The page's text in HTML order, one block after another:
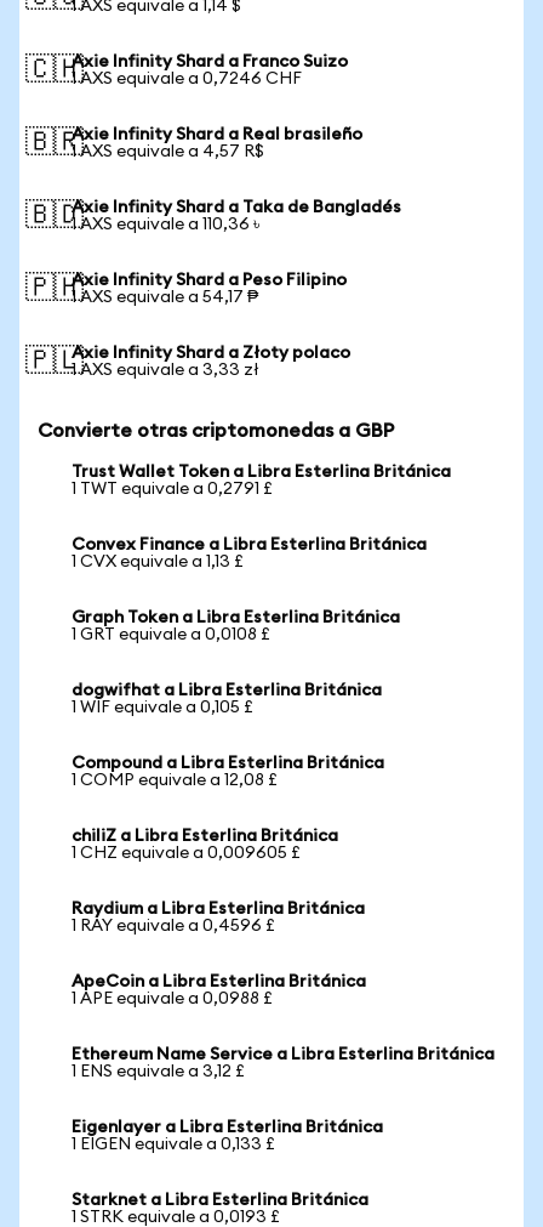
1 AXS equivale a 1,14 $
🇨🇭Axie Infinity Shard a Franco Suizo
1 AXS equivale a 0,7246 CHF
🇧🇷Axie Infinity Shard a Real brasileño
1 AXS equivale a 4,57 R$
🇧🇩Axie Infinity Shard a Taka de Bangladés
1 AXS equivale a 110,36 ৳
🇵🇭Axie Infinity Shard a Peso Filipino
1 AXS equivale a 54,17 ₱
🇵🇱Axie Infinity Shard a Złoty polaco
1 AXS equivale a 3,33 zł
Convierte otras criptomonedas a GBP
Trust Wallet Token a Libra Esterlina Británica
1 TWT equivale a 0,2791 £
Convex Finance a Libra Esterlina Británica
1 CVX equivale a 1,13 £
Graph Token a Libra Esterlina Británica
1 GRT equivale a 0,0108 £
dogwifhat a Libra Esterlina Británica
1 WIF equivale a 0,105 £
Compound a Libra Esterlina Británica
1 COMP equivale a 12,08 £
chiliZ a Libra Esterlina Británica
1 CHZ equivale a 0,009605 £
Raydium a Libra Esterlina Británica
1 RAY equivale a 0,4596 £
ApeCoin a Libra Esterlina Británica
1 APE equivale a 0,0988 £
Ethereum Name Service a Libra Esterlina Británica
1 ENS equivale a 3,12 £
Eigenlayer a Libra Esterlina Británica
1 EIGEN equivale a 0,133 £
Starknet a Libra Esterlina Británica
1 STRK equivale a 0,0193 £